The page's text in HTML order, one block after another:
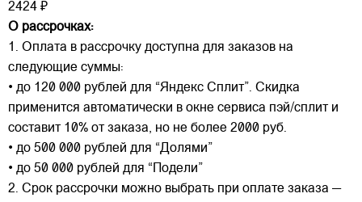
2424 ₽
О рассрочках:
1. Оплата в рассрочку доступна для заказов на
следующие суммы:
• до 120 000 рублей для “Яндекс Сплит”. Скидка
применится автоматически в окне сервиса пэй/сплит и
составит 10% от заказа, но не более 2000 руб.
• до 500 000 рублей для “Долями”
• до 50 000 рублей для “Подели”
2. Срок рассрочки можно выбрать при оплате заказа —